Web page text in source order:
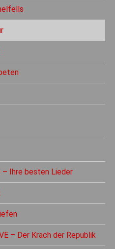
– Ihre besten Lieder
– Der Krach der Republik